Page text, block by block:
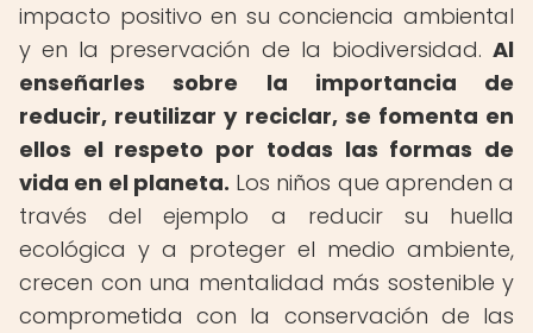
impacto positivo en su conciencia ambiental
y en la preservación de la biodiversidad. Al
enseñarles sobre la importancia de
reducir, reutilizar y reciclar, se fomenta en
ellos el respeto por todas las formas de
vida en el planeta. Los niños que aprenden a
través del ejemplo a reducir su huella
ecológica y a proteger el medio ambiente,
crecen con una mentalidad más sostenible y
comprometida con la conservación de las